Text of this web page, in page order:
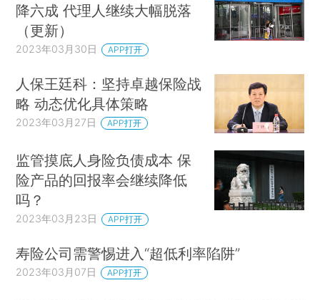
降六成 代理人继续大幅脱落
（更新）
2023年03月30日 APP打开
人保王廷科：坚持卓越保险战
略 动态优化具体策略
2023年03月27日 APP打开
监管摸底人身险负债成本 保
险产品的回报率会继续降低
吗？
2023年03月23日 APP打开
寿险公司需警惕进入“超低利率陷阱”
2023年03月07日 APP打开